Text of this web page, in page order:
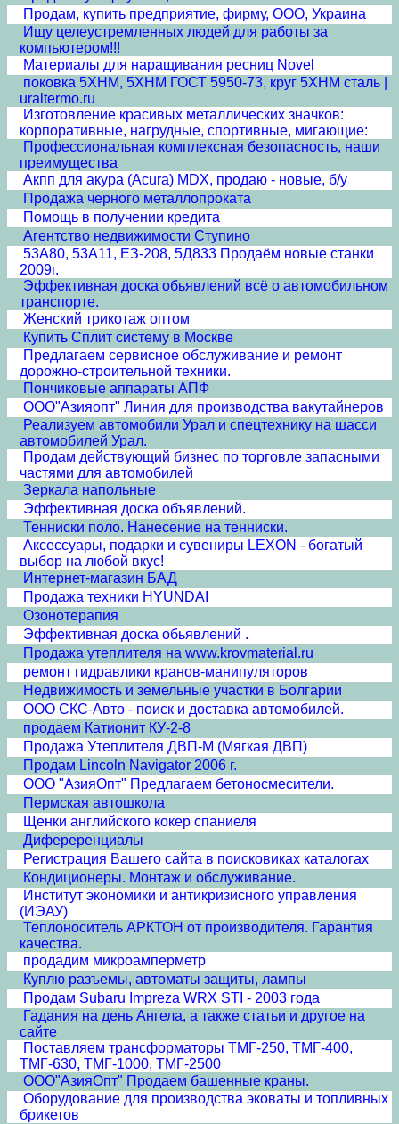
Продам, купить предприятие, фирму, ООО, Украина
Ищу целеустремленных людей для работы за
компьютером!!!
Материалы для наращивания ресниц Novel
поковка 5ХНМ, 5ХНМ ГОСТ 5950-73, круг 5ХНМ сталь |
uraltermo.ru
Изготовление красивых металлических значков:
корпоративные, нагрудные, спортивные, мигающие:
Профессиональная комплексная безопасность, наши
преимущества
Акпп для акура (Acura) MDX, продаю - новые, б/у
Продажа черного металлопроката
Помощь в получении кредита
Агентство недвижимости Ступино
53А80, 53А11, ЕЗ-208, 5Д833 Продаём новые станки
2009г.
Эффективная доска обьявлений всё о автомобильном
транспорте.
Женский трикотаж оптом
Купить Сплит систему в Москве
Предлагаем сервисное обслуживание и ремонт
дорожно-строительной техники.
Пончиковые аппараты АПФ
ООО"Азияопт" Линия для производства вакутайнеров
Реализуем автомобили Урал и спецтехнику на шасси
автомобилей Урал.
Продам действующий бизнес по торговле запасными
частями для автомобилей
Зеркала напольные
Эффективная доска объявлений.
Тенниски поло. Нанесение на тенниски.
Аксессуары, подарки и сувениры LEXON - богатый
выбор на любой вкус!
Интернет-магазин БАД
Продажа техники HYUNDAI
Озонотерапия
Эффективная доска обьявлений .
Продажа утеплителя на www.krovmaterial.ru
ремонт гидравлики кранов-манипуляторов
Недвижимость и земельные участки в Болгарии
ООО СКС-Авто - поиск и доставка автомобилей.
продаем Катионит КУ-2-8
Продажа Утеплителя ДВП-М (Мягкая ДВП)
Продам Lincoln Navigator 2006 г.
ООО "АзияОпт" Предлагаем бетоносмесители.
Пермская автошкола
Щенки английского кокер спаниеля
Дифереренциалы
Регистрация Вашего сайта в поисковиках каталогах
Кондиционеры. Монтаж и обслуживание.
Институт экономики и антикризисного управления
(ИЭАУ)
Теплоноситель АРКТОН от производителя. Гарантия
качества.
продадим микроамперметр
Куплю разъемы, автоматы защиты, лампы
Продам Subaru Impreza WRX STI - 2003 года
Гадания на день Ангела, а также статьи и другое на
сайте
Поставляем трансформаторы ТМГ-250, ТМГ-400,
ТМГ-630, ТМГ-1000, ТМГ-2500
ООО"АзияОпт" Продаем башенные краны.
Оборудование для производства эковаты и топливных
брикетов